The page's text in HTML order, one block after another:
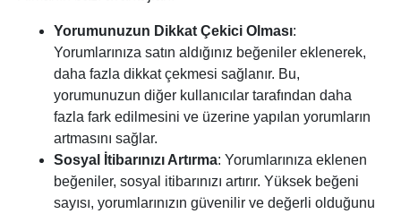
Yorumunuzun Dikkat Çekici Olması:
Yorumlarınıza satın aldığınız beğeniler eklenerek,
daha fazla dikkat çekmesi sağlanır. Bu,
yorumunuzun diğer kullanıcılar tarafından daha
fazla fark edilmesini ve üzerine yapılan yorumların
artmasını sağlar.
Sosyal İtibarınızı Artırma: Yorumlarınıza eklenen
beğeniler, sosyal itibarınızı artırır. Yüksek beğeni
sayısı, yorumlarınızın güvenilir ve değerli olduğunu